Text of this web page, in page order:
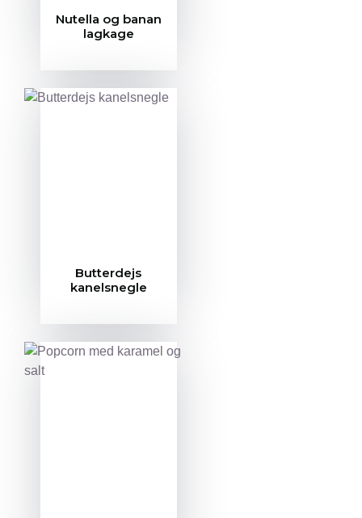
Nutella og banan
lagkage
Butterdejs
kanelsnegle